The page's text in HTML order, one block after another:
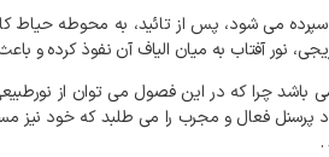
سپرده می شود، پس از تائید، به محوطه حیاط
نور آفتاب به میان الیاف آن نفوذ کرده و
باشد چرا که در این فصول می توان از
پرسنل فعال و مجرب را می طلبد که خود نیز
.